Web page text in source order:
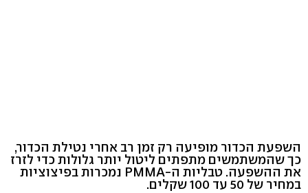
השפעת הכדור מופיעה רק זמן רב אחרי נטילת הכדור,
כך שהמשתמשים מתפתים ליטול יותר גלולות כדי לזרז
את ההשפעה. טבליות ה-PMMA נמכרות בפיצוציות
במחיר של 50 עד 100 שקלים.